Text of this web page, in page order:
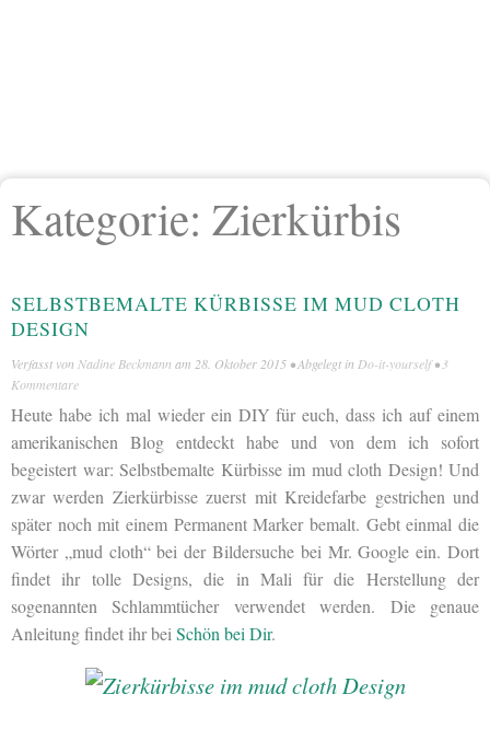
Kategorie: Zierkürbis
SELBSTBEMALTE KÜRBISSE IM MUD CLOTH
DESIGN
Verfasst von Nadine Beckmann am 28. Oktober 2015 • Abgelegt in Do-it-yourself• 3
Kommentare
Heute habe ich mal wieder ein DIY für euch, dass ich auf einem
amerikanischen Blog entdeckt habe und von dem ich sofort
begeistert war: Selbstbemalte Kürbisse im mud cloth Design! Und
zwar werden Zierkürbisse zuerst mit Kreidefarbe gestrichen und
später noch mit einem Permanent Marker bemalt. Gebt einmal die
Wörter „mud cloth“ bei der Bildersuche bei Mr. Google ein. Dort
findet ihr tolle Designs, die in Mali für die Herstellung der
sogenannten Schlammtücher verwendet werden. Die genaue
Anleitung findet ihr bei Schön bei Dir.